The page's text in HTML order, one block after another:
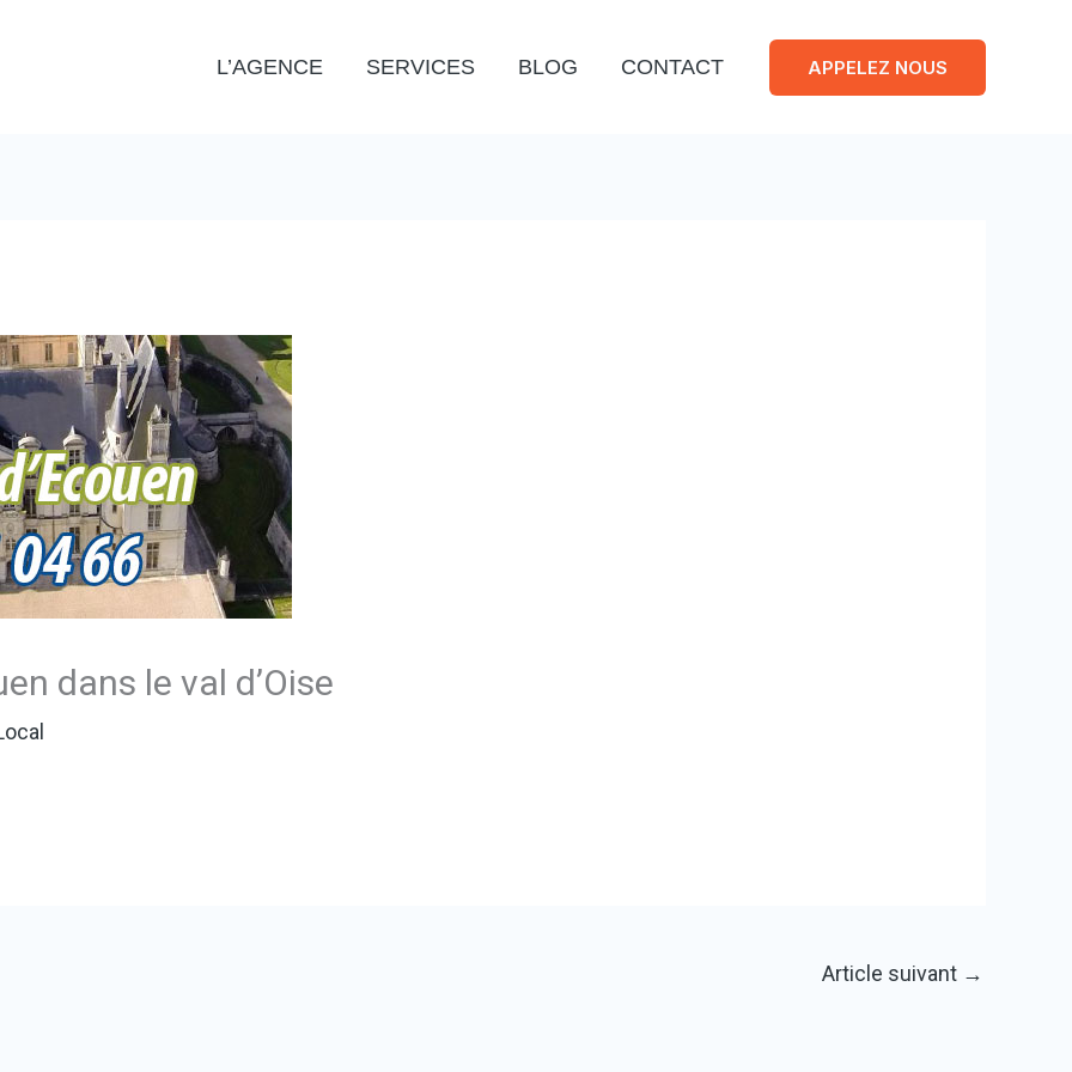
L’AGENCE SERVICES BLOG CONTACT APPELEZ NOUS
dans le val d’Oise
Article suivant →